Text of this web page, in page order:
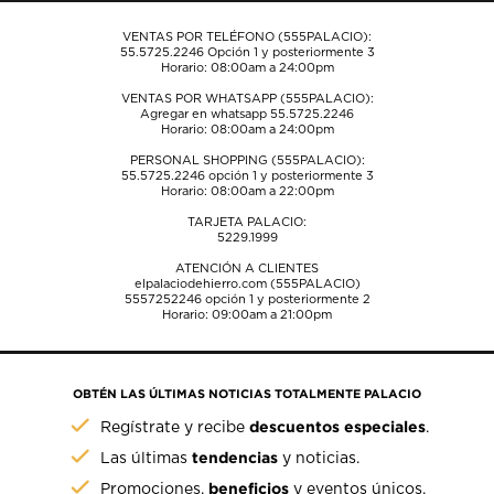
envío.envío.envío.envío.envío.
VENTAS POR TELÉFONO (555PALACIO):
55.5725.2246Opción 1 y posteriormente 3
Horario: 08:00am a 24:00pm
VENTAS POR WHATSAPP (555PALACIO):
Agregar en whatsapp 55.5725.2246
Horario: 08:00am a 24:00pm
PERSONAL SHOPPING (555PALACIO):
55.5725.2246opción 1 y posteriormente 3
Horario: 08:00am a 22:00pm
TARJETA PALACIO:
5229.1999
ATENCIÓN A CLIENTES
elpalaciodehierro.com (555PALACIO)
5557252246opción 1 y posteriormente 2
Horario: 09:00am a 21:00pm
OBTÉN LAS ÚLTIMAS NOTICIAS TOTALMENTE PALACIO
Regístrate y recibedescuentos especiales.
Las últimastendencias y noticias.
Promociones, beneficios y eventos únicos.